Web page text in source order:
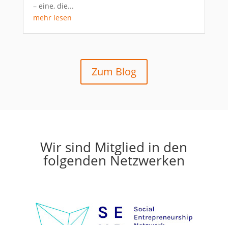
– eine, die...
mehr lesen
Zum Blog
Wir sind Mitglied in den
folgenden Netzwerken